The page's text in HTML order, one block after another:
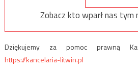
Zobacz kto wparł nas tym
Dziękujemy za pomoc prawną
https://kancelaria-litwin.pl